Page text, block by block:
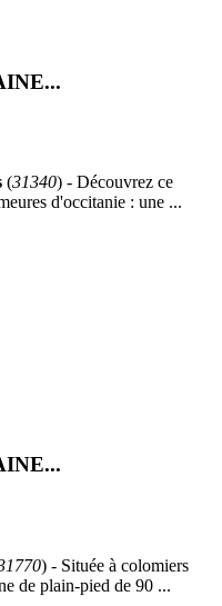
(31340) - Découvrez ce
d'occitanie : une ...
) - Située à colomiers
de plain-pied de 90 ...